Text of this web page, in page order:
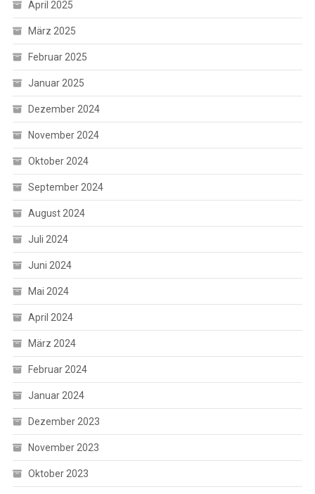
April 2025
März 2025
Februar 2025
Januar 2025
Dezember 2024
November 2024
Oktober 2024
September 2024
August 2024
Juli 2024
Juni 2024
Mai 2024
April 2024
März 2024
Februar 2024
Januar 2024
Dezember 2023
November 2023
Oktober 2023